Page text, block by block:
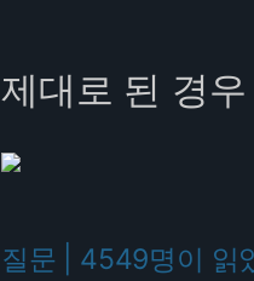
제대로 된 경우
질문 | 4549명이 읽